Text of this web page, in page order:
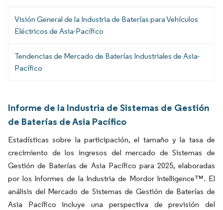
Visión General de la Industria de Baterías para Vehículos
Eléctricos de Asia-Pacífico
Tendencias de Mercado de Baterías Industriales de Asia-
Pacífico
Informe de la Industria de Sistemas de Gestión
de Baterías de Asia Pacífico
Estadísticas sobre la participación, el tamaño y la tasa de
crecimiento de los ingresos del mercado de Sistemas de
Gestión de Baterías de Asia Pacífico para 2025, elaboradas
por los Informes de la Industria de Mordor Intelligence™. El
análisis del Mercado de Sistemas de Gestión de Baterías de
Asia Pacífico incluye una perspectiva de previsión del